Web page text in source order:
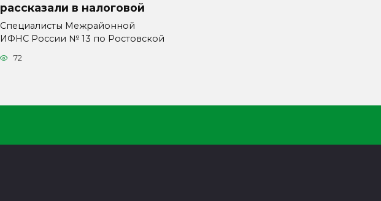
рассказали в налоговой
Специалисты Межрайонной
ИФНС России № 13 по Ростовской
72